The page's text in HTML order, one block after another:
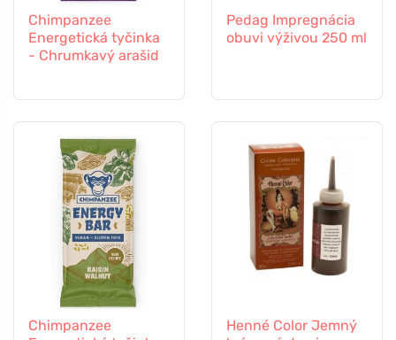
Chimpanzee
Energetická tyčinka
- Chrumkavý arašid
Pedag Impregnácia
obuvi výživou 250 ml
Chimpanzee
Henné Color Jemný